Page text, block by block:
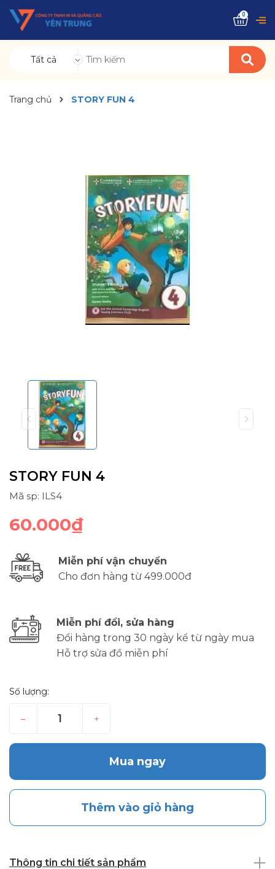
Tất cả
0
Trang chủ STORY FUN 4
STORY FUN 4
Mã sp: ILS4
60.000₫
Miễn phí vận chuyển
Cho đơn hàng từ 499.000đ
Miễn phí đổi, sửa hàng
Đổi hàng trong 30 ngày kể từ ngày mua
Hỗ trợ sửa đồ miễn phí
Số lượng:
– +
Mua ngay
Thêm vào giỏ hàng
Thông tin chi tiết sản phẩm